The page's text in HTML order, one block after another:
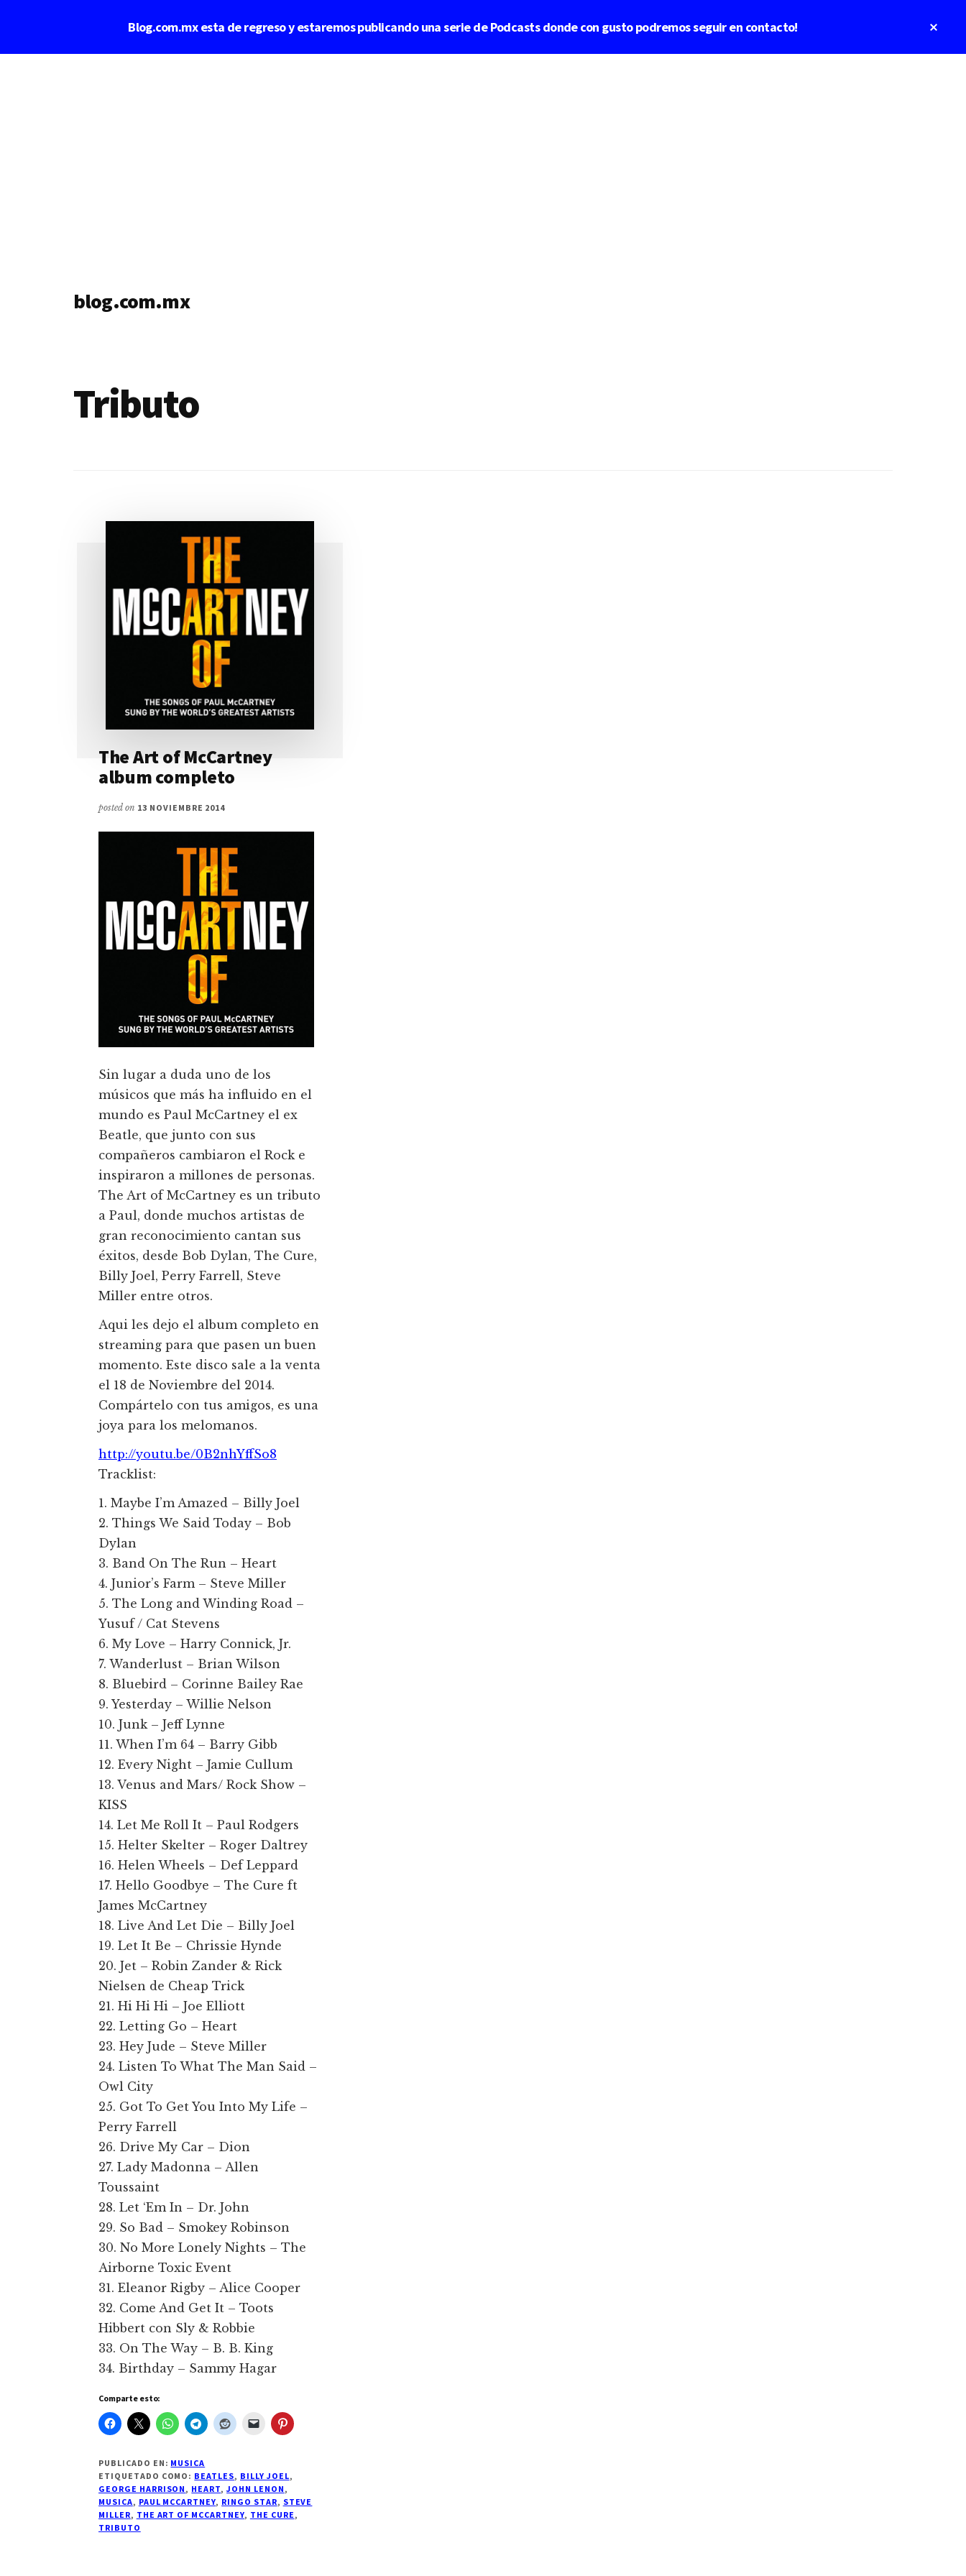
Blog.com.mx esta de regreso y estaremos publicando una serie de Podcasts donde con gusto podremos seguir en contacto!
blog.com.mx
Tributo
The Art of McCartney
album completo
posted on 13 NOVIEMBRE 2014
Sin lugar a duda uno de los
músicos que más ha influido en el
mundo es Paul McCartney el ex
Beatle, que junto con sus
compañeros cambiaron el Rock e
inspiraron a millones de personas.
The Art of McCartney es un tributo
a Paul, donde muchos artistas de
gran reconocimiento cantan sus
éxitos, desde Bob Dylan, The Cure,
Billy Joel, Perry Farrell, Steve
Miller entre otros.
Aqui les dejo el album completo en
streaming para que pasen un buen
momento. Este disco sale a la venta
el 18 de Noviembre del 2014.
Compártelo con tus amigos, es una
joya para los melomanos.
http://youtu.be/0B2nhYffSo8
Tracklist:
1. Maybe I’m Amazed – Billy Joel
2. Things We Said Today – Bob
Dylan
3. Band On The Run – Heart
4. Junior’s Farm – Steve Miller
5. The Long and Winding Road –
Yusuf / Cat Stevens
6. My Love – Harry Connick, Jr.
7. Wanderlust – Brian Wilson
8. Bluebird – Corinne Bailey Rae
9. Yesterday – Willie Nelson
10. Junk – Jeff Lynne
11. When I’m 64 – Barry Gibb
12. Every Night – Jamie Cullum
13. Venus and Mars/ Rock Show –
KISS
14. Let Me Roll It – Paul Rodgers
15. Helter Skelter – Roger Daltrey
16. Helen Wheels – Def Leppard
17. Hello Goodbye – The Cure ft
James McCartney
18. Live And Let Die – Billy Joel
19. Let It Be – Chrissie Hynde
20. Jet – Robin Zander & Rick
Nielsen de Cheap Trick
21. Hi Hi Hi – Joe Elliott
22. Letting Go – Heart
23. Hey Jude – Steve Miller
24. Listen To What The Man Said –
Owl City
25. Got To Get You Into My Life –
Perry Farrell
26. Drive My Car – Dion
27. Lady Madonna – Allen
Toussaint
28. Let ‘Em In – Dr. John
29. So Bad – Smokey Robinson
30. No More Lonely Nights – The
Airborne Toxic Event
31. Eleanor Rigby – Alice Cooper
32. Come And Get It – Toots
Hibbert con Sly & Robbie
33. On The Way – B. B. King
34. Birthday – Sammy Hagar
Comparte esto:
PUBLICADO EN: MUSICA
ETIQUETADO COMO: BEATLES, BILLY JOEL,
GEORGE HARRISON, HEART,JOHN LENON,
MUSICA, PAUL MCCARTNEY, RINGO STAR, STEVE
MILLER, THE ART OF MCCARTNEY, THE CURE,
TRIBUTO